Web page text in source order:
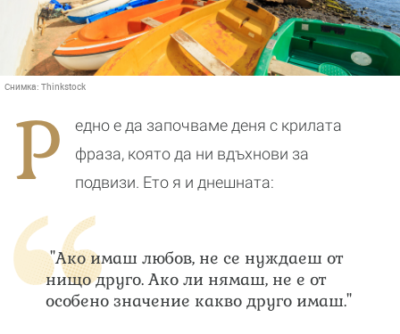
Снимка: Thinkstock
Р
едно е да започваме деня с крилата
фраза, която да ни вдъхнови за
подвизи. Ето я и днешната:
"Ако имаш любов, не се нуждаеш от
нищо друго. Ако ли нямаш, не е от
особено значение какво друго имаш."